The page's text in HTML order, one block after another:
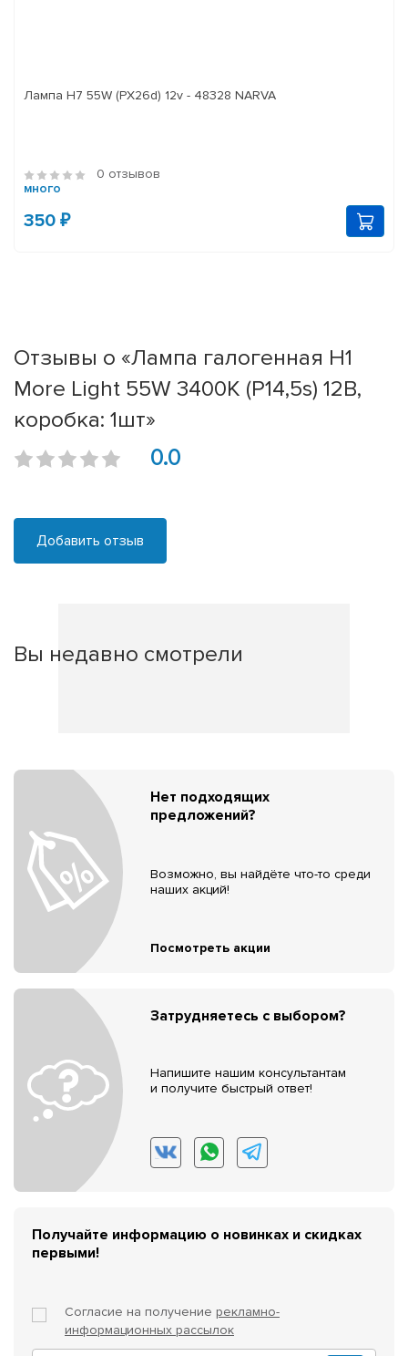
Лампа H7 55W (PX26d) 12v - 48328 NARVA
0 отзывов
много
350 ₽
Отзывы о «Лампа галогенная H1
More Light 55W 3400K (P14,5s) 12В,
коробка: 1шт»
0.0
Добавить отзыв
Вы недавно смотрели
Нет подходящих
предложений?
Возможно, вы найдёте что-то среди
наших акций!
Посмотреть акции
Затрудняетесь с выбором?
Напишите нашим консультантам
и получите быстрый ответ!
Получайте информацию о новинках и скидках
первыми!
Согласие на получение рекламно-
информационных рассылок